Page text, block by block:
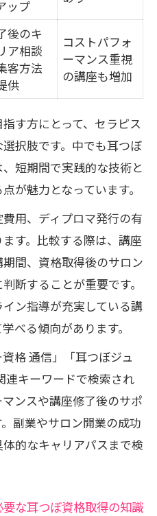
ップ
後のキ
ア相談
客方法
供
コストパフォ
ーマンス重視
の講座も増加
す方にとって、セラピス
択肢です。中でも耳つぼ
短期間で実践的な技術と
が魅力となっています。
用、ディプロマ発行の有
す。比較する際は、講座
間、資格取得後のサロン
断することが重要です。
ン指導が充実している講
べる傾向があります。
格 通信」「耳つぼジュ
連キーワードで検索され
ンスや講座修了後のサポ
副業やサロン開業の成功
的なキャリアパスまで検
な耳つぼ資格取得の知識